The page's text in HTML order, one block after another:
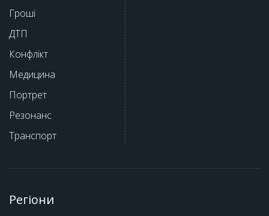
Гроші
ДТП
Конфлікт
Медицина
Портрет
Резонанс
Транспорт
Регіони